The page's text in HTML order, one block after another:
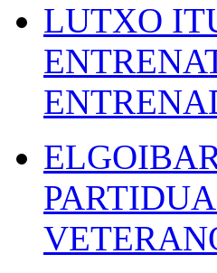
LUTXO